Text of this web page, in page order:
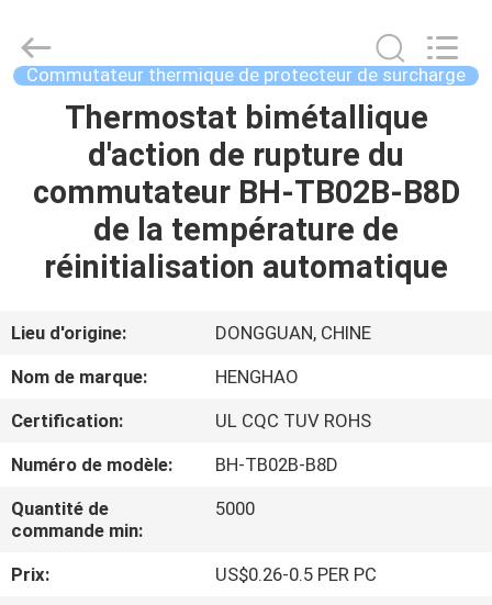
APERÇU
PRODUITS
A
DE
NOUS
VISITE
D'USINE
Hao
Electric
Co.,
Ltd.
Commutateur thermique de protecteur de surcharge
Thermostat bimétallique
d'action de rupture du
commutateur BH-TB02B-B8D
de la température de
réinitialisation automatique
Lieu d'origine:
DONGGUAN, CHINE
Nom de marque:
HENGHAO
Certification:
UL CQC TUV ROHS
Numéro de modèle:
BH-TB02B-B8D
Quantité de
commande min:
5000
Prix:
US$0.26-0.5 PER PC